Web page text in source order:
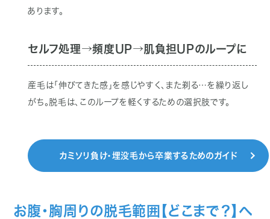
あります。
セルフ処理→頻度UP→肌負担UPのループに
産毛は「伸びてきた感」を感じやすく、また剃る…を繰り返し
がち。脱毛は、このループを軽くするための選択肢です。
カミソリ負け・埋没毛から卒業するためのガイド
お腹・胸周りの脱毛範囲【どこまで？】へ